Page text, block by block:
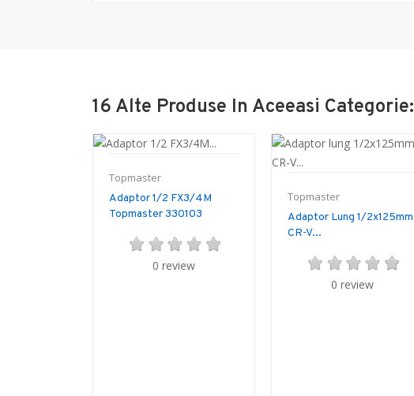
16 Alte Produse In Aceeasi Categorie:
Topmaster
Adaptor 1/2 FX3/4M
Topmaster 330103
0 review
Topmaster
Adaptor Lung 1/2x125mm
CR-V...
0 review